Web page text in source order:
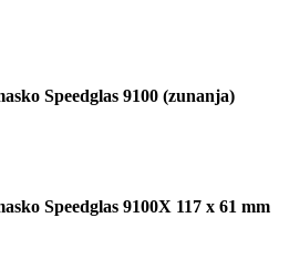
Speedglas 9100 (zunanja)
Speedglas 9100X 117 x 61 mm